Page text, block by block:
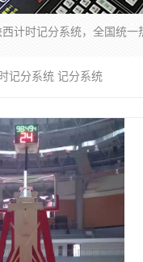
记分系统 记分系统